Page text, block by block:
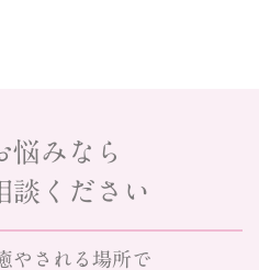
悩みなら
談ください
やされる場所で